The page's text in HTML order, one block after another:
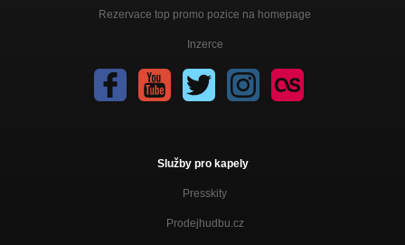
Rezervace top promo pozice na homepage
Inzerce
Služby pro kapely
Presskity
Prodejhudbu.cz